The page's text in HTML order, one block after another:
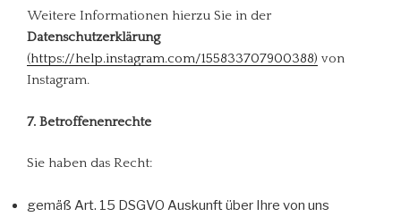
Weitere Informationen hierzu Sie in der
Datenschutzerklärung
(https://help.instagram.com/155833707900388) von
Instagram.
7. Betroffenenrechte
Sie haben das Recht:
gemäß Art. 15 DSGVO Auskunft über Ihre von uns